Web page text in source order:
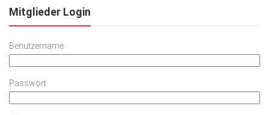
Mitglieder Login
Benutzername
Passwort